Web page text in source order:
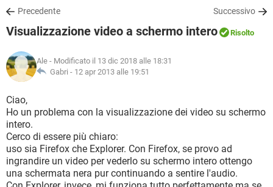
iOS
INSTAGRAM WHATSAPP
TIKTOK
HARDWARE
INSTAGRAM WHATSAPP
TIKTOK
HARDWARE
DOWNLOAD
COVID-19 GAMING
INTRATTENIMENTO
iOS WINDOWS 10
INSTAGRAM
TIKTOK FACEBOOK
HARDWARE
COVID-19 GAMING
INTRATTENIMENTO
iOS
INSTAGRAM
TIKTOK FACEBOOK
HARDWARE
GLOSSARIO
COVID-19
INTRATTENIMENTO ANDROID
iOS
INSTAGRAM WHATSAPP
TIKTOK FACEBOOK
Precedente Successivo
Visualizzazione video a schermo intero Risolto
Ale - Modificato il 13 dic 2018 alle 18:31
Gabri - 12 apr 2013 alle 19:51
Ciao,
Ho un problema con la visualizzazione dei video su schermo
intero.
Cerco di essere più chiaro:
uso sia Firefox che Explorer. Con Firefox, se provo ad
ingrandire un video per vederlo su schermo intero ottengo
una schermata nera pur continuando a sentire l'audio.